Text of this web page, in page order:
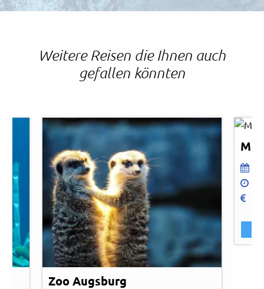
Weitere Reisen die Ihnen auch
gefallen könnten
Zoo Augsburg